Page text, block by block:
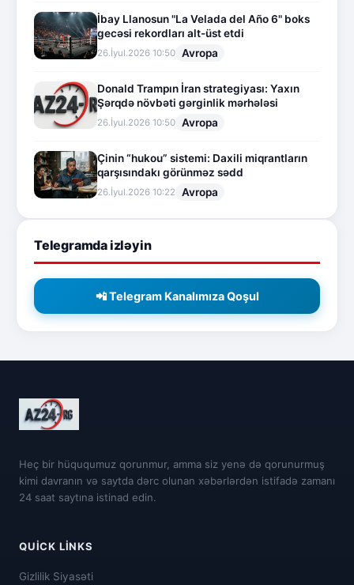
İbay Llanosun "La Velada del Año 6" boks
gecəsi rekordları alt-üst etdi
26.İyul.2026 10:50 Avropa
Donald Trampın İran strategiyası: Yaxın
Şərqdə növbəti gərginlik mərhələsi
26.İyul.2026 10:50 Avropa
Çinin “hukou” sistemi: Daxili miqrantların
qarşısındakı görünməz sədd
26.İyul.2026 10:22 Avropa
Telegramda izləyin
📲 Telegram Kanalımıza Qoşul
Heç bir hüququmuz qorunmur, amma siz yenə də qorunurmuş
kimi davranın və saytda dərc olunan xəbərlərdən istifadə zamanı
24 saat saytına istinad edin.
QUICK LINKS
Gizlilik Siyasəti